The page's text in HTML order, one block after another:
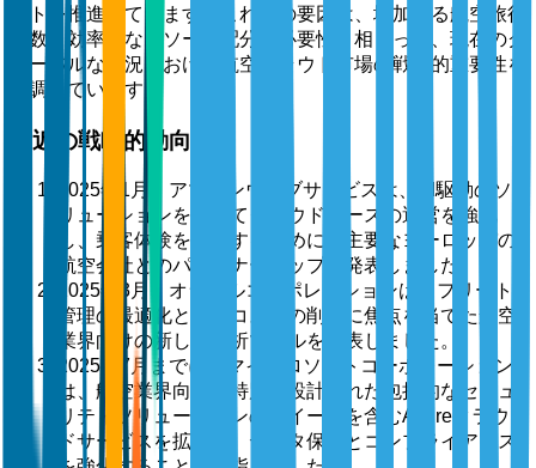
フトを推進しています。これらの要因は、増加する航空旅行
者数と効率的なリソース配分の必要性と相まって、現在のグ
ローバルな状況における航空クラウド市場の戦略的重要性を
強調しています。
最近の戦略的動向
2025年1月、アマゾンウェブサービスは、AI駆動のソ
リューションを通じてクラウドベースの運営を強化
し、乗客体験を改善するために、主要なヨーロッパの
航空会社とのパートナーシップを発表しました。
2025年3月、オラクルコーポレーションは、フリート
管理の最適化と運用コストの削減に焦点を当てた航空
業界向けの新しい分析ツールを発表しました。
2025年7月までに、マイクロソフトコーポレーション
は、航空業界向けに特別に設計された包括的なセキュ
リティソリューションのスイートを含むAzureクラウ
ドサービスを拡張し、データ保護とコンプライアンス